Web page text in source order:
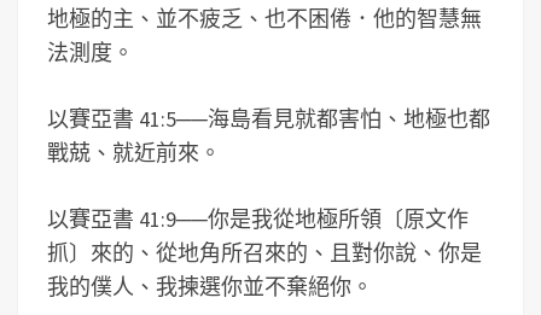
地極的主、並不疲乏、也不困倦．他的智慧無
法測度。
以賽亞書 41:5──海島看見就都害怕、地極也都
戰兢、就近前來。
以賽亞書 41:9──你是我從地極所領〔原文作
抓〕來的、從地角所召來的、且對你說、你是
我的僕人、我揀選你並不棄絕你。